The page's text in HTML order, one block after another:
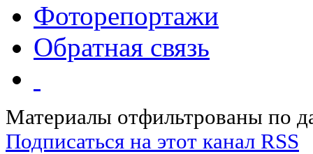
Фоторепортажи
Обратная связь
Материалы отфильтрованы по
Подписаться на этот канал RSS